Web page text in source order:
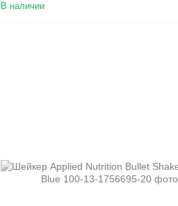
В наличии